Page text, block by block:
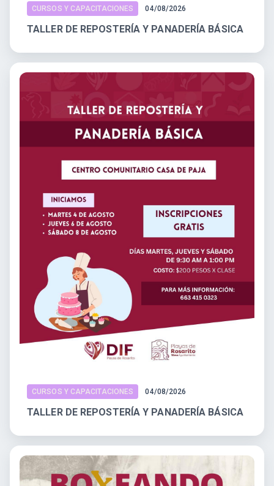
CURSOS Y CAPACITACIONES 04/08/2026
TALLER DE REPOSTERÍA Y PANADERÍA BÁSICA
CURSOS Y CAPACITACIONES 04/08/2026
TALLER DE REPOSTERÍA Y PANADERÍA BÁSICA